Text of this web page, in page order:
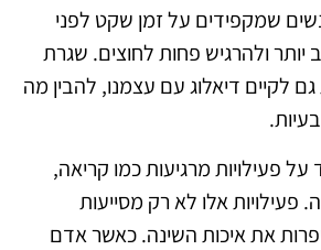
שמקפידים על זמן שקט לפני
יותר ולהרגיש פחות לחוצים. שגרת
לקיים דיאלוג עם עצמנו, להבין מה
פעילויות מרגיעות כמו קריאה,
פעילויות אלו לא רק מסייעות
את איכות השינה. כאשר אדם